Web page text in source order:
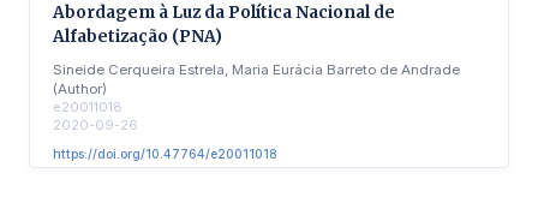
Abordagem à Luz da Política Nacional de
Alfabetização (PNA)
Sineide Cerqueira Estrela, Maria Eurácia Barreto de Andrade
(Author)
e20011018
2020-09-26
https://doi.org/10.47764/e20011018